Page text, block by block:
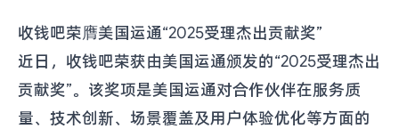
收钱吧荣膺美国运通“2025受理杰出贡献奖”
近日，收钱吧荣获由美国运通颁发的“2025受理杰出
贡献奖”。该奖项是美国运通对合作伙伴在服务质
量、技术创新、场景覆盖及用户体验优化等方面的